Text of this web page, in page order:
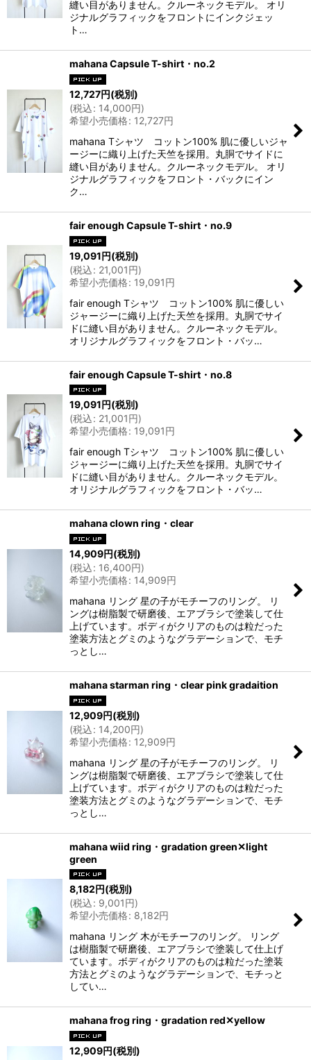
縫い目がありません。クルーネックモデル。 オリ
ジナルグラフィックをフロントにインクジェッ
ト…
mahana Capsule T-shirt・no.2
12,727円(税別)
(税込: 14,000円)
希望小売価格: 12,727円
mahana Tシャツ コットン100% 肌に優しいジャ
ージーに織り上げた天竺を採用。丸胴でサイドに
縫い目がありません。クルーネックモデル。 オリ
ジナルグラフィックをフロント・バックにイン
ク…
fair enough Capsule T-shirt・no.9
19,091円(税別)
(税込: 21,001円)
希望小売価格: 19,091円
fair enough Tシャツ コットン100% 肌に優しい
ジャージーに織り上げた天竺を採用。丸胴でサイ
ドに縫い目がありません。クルーネックモデル。
オリジナルグラフィックをフロント・バッ…
fair enough Capsule T-shirt・no.8
19,091円(税別)
(税込: 21,001円)
希望小売価格: 19,091円
fair enough Tシャツ コットン100% 肌に優しい
ジャージーに織り上げた天竺を採用。丸胴でサイ
ドに縫い目がありません。クルーネックモデル。
オリジナルグラフィックをフロント・バッ…
mahana clown ring・clear
14,909円(税別)
(税込: 16,400円)
希望小売価格: 14,909円
mahana リング 星の子がモチーフのリング。 リ
ングは樹脂製で研磨後、エアブラシで塗装して仕
上げています。ボディがクリアのものは粒だった
塗装方法とグミのようなグラデーションで、モチ
っとし…
mahana starman ring・clear pink gradaition
12,909円(税別)
(税込: 14,200円)
希望小売価格: 12,909円
mahana リング 星の子がモチーフのリング。 リ
ングは樹脂製で研磨後、エアブラシで塗装して仕
上げています。ボディがクリアのものは粒だった
塗装方法とグミのようなグラデーションで、モチ
っとし…
mahana wiid ring・gradation green✕light
green
8,182円(税別)
(税込: 9,001円)
希望小売価格: 8,182円
mahana リング 木がモチーフのリング。 リング
は樹脂製で研磨後、エアブラシで塗装して仕上げ
ています。ボディがクリアのものは粒だった塗装
方法とグミのようなグラデーションで、モチっと
してい…
mahana frog ring・gradation red✕yellow
12,909円(税別)